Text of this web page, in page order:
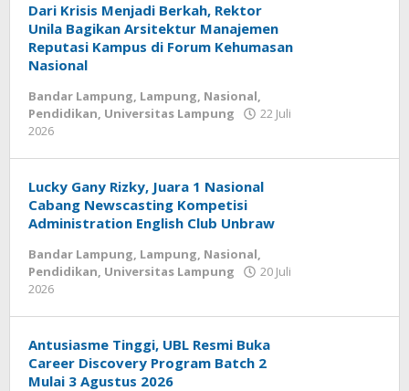
Dari Krisis Menjadi Berkah, Rektor
Unila Bagikan Arsitektur Manajemen
Reputasi Kampus di Forum Kehumasan
Nasional
Bandar Lampung, Lampung, Nasional,
Pendidikan, Universitas Lampung
22 Juli
2026
Lucky Gany Rizky, Juara 1 Nasional
Cabang Newscasting Kompetisi
Administration English Club Unbraw
Bandar Lampung, Lampung, Nasional,
Pendidikan, Universitas Lampung
20 Juli
2026
Antusiasme Tinggi, UBL Resmi Buka
Career Discovery Program Batch 2
Mulai 3 Agustus 2026